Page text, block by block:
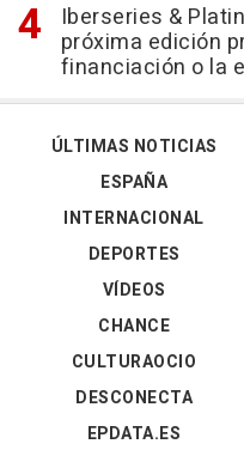
Iberseries &
próxima edición
financiación o la
ÚLTIMAS NOTICIAS
ESPAÑA
INTERNACIONAL
DEPORTES
VÍDEOS
CHANCE
CULTURAOCIO
DESCONECTA
EPDATA.ES